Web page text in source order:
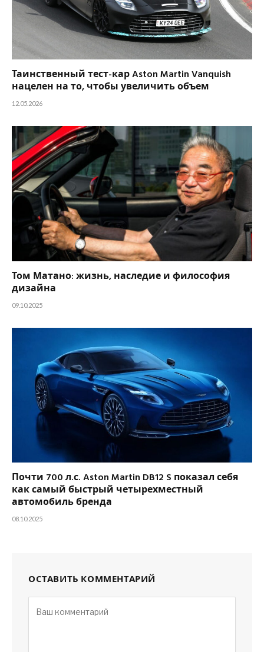
Таинственный тест-кар Aston Martin Vanquish
нацелен на то, чтобы увеличить объем
12.05.2026
Том Матано: жизнь, наследие и философия
дизайна
09.10.2025
Почти 700 л.с. Aston Martin DB12 S показал себя
как самый быстрый четырехместный
автомобиль бренда
08.10.2025
ОСТАВИТЬ КОММЕНТАРИЙ